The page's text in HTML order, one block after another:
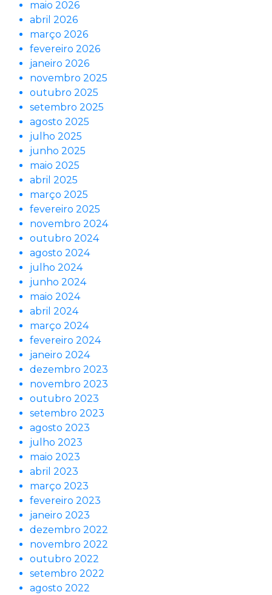
maio 2026
abril 2026
março 2026
fevereiro 2026
janeiro 2026
novembro 2025
outubro 2025
setembro 2025
agosto 2025
julho 2025
junho 2025
maio 2025
abril 2025
março 2025
fevereiro 2025
novembro 2024
outubro 2024
agosto 2024
julho 2024
junho 2024
maio 2024
abril 2024
março 2024
fevereiro 2024
janeiro 2024
dezembro 2023
novembro 2023
outubro 2023
setembro 2023
agosto 2023
julho 2023
maio 2023
abril 2023
março 2023
fevereiro 2023
janeiro 2023
dezembro 2022
novembro 2022
outubro 2022
setembro 2022
agosto 2022